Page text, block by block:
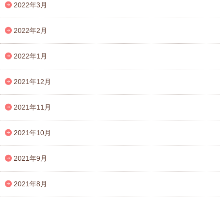
2022年3月
2022年2月
2022年1月
2021年12月
2021年11月
2021年10月
2021年9月
2021年8月